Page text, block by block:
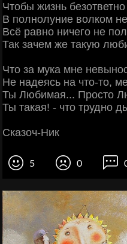
Чтобы жизнь
В полнолуние волком
Всё равно ничего не
Так зачем же такую
Что за мука мне
Не надеясь на что-то,
Ты Любимая... Просто
Ты такая! - что трудно
Сказоч-Ник
5 0